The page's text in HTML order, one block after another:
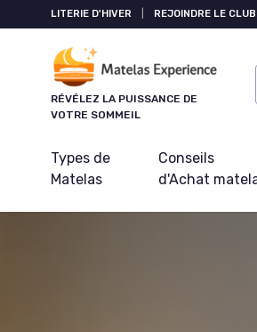
LITERIE D'HIVER REJOINDRE LE CLUB
RÉVÉLEZ LA PUISSANCE DE
VOTRE SOMMEIL
Types de
Matelas
Conseils
d'Achat
Panneau de gestion des cookies